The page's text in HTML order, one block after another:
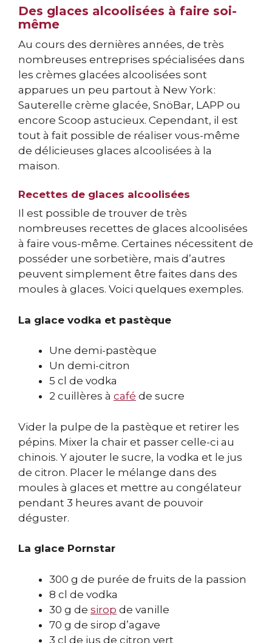
Des glaces alcoolisées à faire soi-
même
Au cours des dernières années, de très
nombreuses entreprises spécialisées dans
les crèmes glacées alcoolisées sont
apparues un peu partout à New York :
Sauterelle crème glacée, SnöBar, LAPP ou
encore Scoop astucieux. Cependant, il est
tout à fait possible de réaliser vous-même
de délicieuses glaces alcoolisées à la
maison.
Recettes de glaces alcoolisées
Il est possible de trouver de très
nombreuses recettes de glaces alcoolisées
à faire vous-même. Certaines nécessitent de
posséder une sorbetière, mais d’autres
peuvent simplement être faites dans des
moules à glaces. Voici quelques exemples.
La glace vodka et pastèque
Une demi-pastèque
Un demi-citron
5 cl de vodka
2 cuillères à café de sucre
Vider la pulpe de la pastèque et retirer les
pépins. Mixer la chair et passer celle-ci au
chinois. Y ajouter le sucre, la vodka et le jus
de citron. Placer le mélange dans des
moules à glaces et mettre au congélateur
pendant 3 heures avant de pouvoir
déguster.
La glace Pornstar
300 g de purée de fruits de la passion
8 cl de vodka
30 g de sirop de vanille
70 g de sirop d’agave
3 cl de jus de citron vert